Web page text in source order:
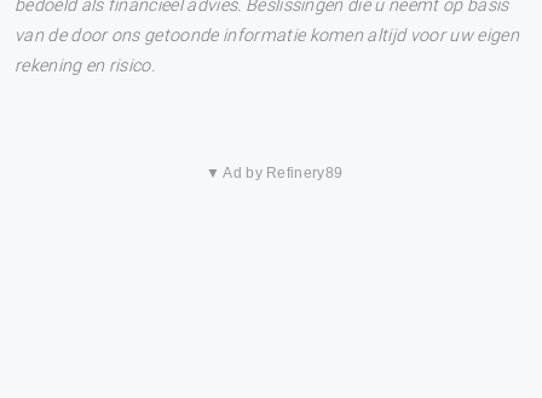
bedoeld als financieel advies. Beslissingen die u neemt op basis
van de door ons getoonde informatie komen altijd voor uw eigen
rekening en risico.
▼ Ad by Refinery89